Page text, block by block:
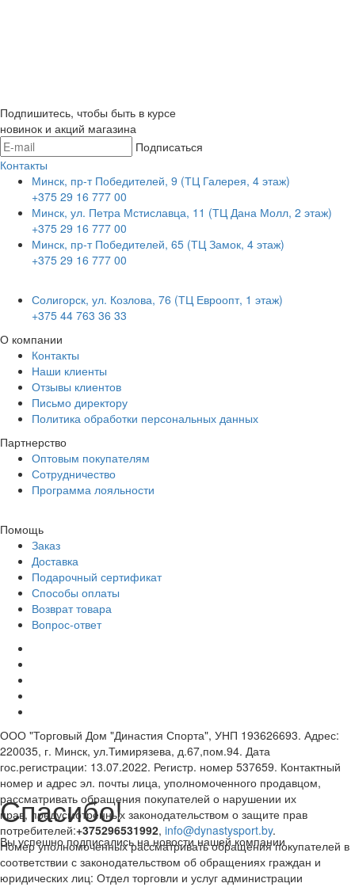
Подпишитесь, чтобы быть в курсе
новинок и акций магазина
Подписаться
Контакты
Минск, пр-т Победителей, 9 (ТЦ Галерея, 4 этаж)
+375 29 16 777 00
Минск, ул. Петра Мстиславца, 11 (ТЦ Дана Молл, 2 этаж)
+375 29 16 777 00
Минск, пр-т Победителей, 65 (ТЦ Замок, 4 этаж)
+375 29 16 777 00
Солигорск, ул. Козлова, 76 (ТЦ Евроопт, 1 этаж)
+375 44 763 36 33
О компании
Контакты
Наши клиенты
Отзывы клиентов
Письмо директору
Политика обработки персональных данных
Партнерство
Оптовым покупателям
Сотрудничество
Программа лояльности
Помощь
Заказ
Доставка
Подарочный сертификат
Способы оплаты
Возврат товара
Вопрос-ответ
ООО "Торговый Дом "Династия Спорта", УНП 193626693. Адрес:
220035, г. Минск, ул.Тимирязева, д.67,пом.94. Дата
гос.регистрации: 13.07.2022. Регистр. номер 537659. Контактный
номер и адрес эл. почты лица, уполномоченного продавцом,
рассматривать обращения покупателей о нарушении их
прав, предусмотренных законодательством о защите прав
потребителей:+375296531992, info@dynastysport.by.
Номер уполномоченных рассматривать обращения покупателей в
соответствии с законодательством об обращениях граждан и
юридических лиц: Отдел торговли и услуг администрации
Спасибо!
Вы успешно подписались на новости нашей компании